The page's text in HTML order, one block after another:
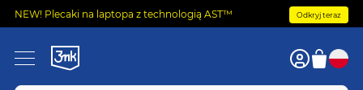
NEW! Plecaki na laptopa z technologią AST™ Odkryj teraz